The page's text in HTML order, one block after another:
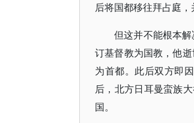
后将国都移往拜占庭
但这并不能根本
订基督教为国教，他
为首都。此后双方即
后，北方日耳曼蛮族
国。